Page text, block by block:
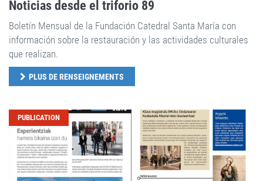
Noticias desde el triforio 89
Boletín Mensual de la Fundación Catedral Santa María con
información sobre la restauración y las actividades culturales
que realizan.
PLUS DE RENSEIGNEMENTS
PUBLICATION